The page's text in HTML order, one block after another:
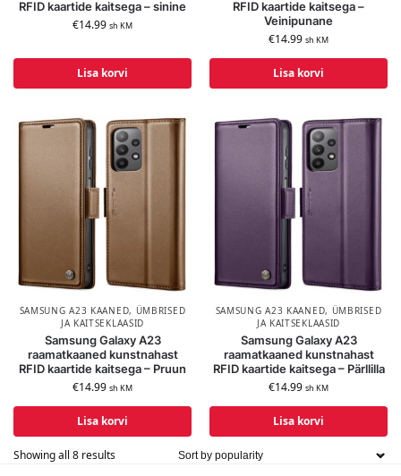
RFID kaartide kaitsega – sinine
€14.99 sh KM
Lisa korvi
RFID kaartide kaitsega –
Veinipunane
€14.99 sh KM
Lisa korvi
SAMSUNG A23 KAANED, ÜMBRISED
JA KAITSEKLAASID
Samsung Galaxy A23
raamatkaaned kunstnahast
RFID kaartide kaitsega – Pruun
€14.99 sh KM
Lisa korvi
SAMSUNG A23 KAANED, ÜMBRISED
JA KAITSEKLAASID
Samsung Galaxy A23
raamatkaaned kunstnahast
RFID kaartide kaitsega – Pärllilla
€14.99 sh KM
Lisa korvi
Showing all 8 results